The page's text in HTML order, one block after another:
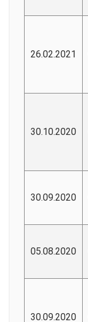
26.02.2021
30.10.2020
30.09.2020
05.08.2020
30.09.2020